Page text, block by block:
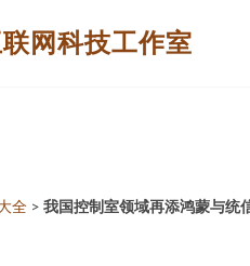
网科技工作室
全 > 我国控制室领域再添鸿蒙与统